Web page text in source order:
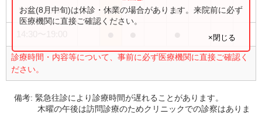
9:00〜13:00 ● ● ● ●
診療時間・内容等について、事前に必ず医療機関に直接ご確認く
ださい。
お盆(8月中旬)は休診・休業の場合があります。来院前に必ず
医療機関に直接ご確認ください。
×閉じる
備考: 緊急往診により診療時間が遅れることがあります。
木曜の午後は訪問診療のためクリニックでの診察はありま